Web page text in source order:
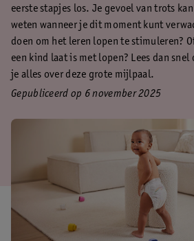
eerste stapjes los. Je gevoel van trots
weten wanneer je dit moment kunt
doen om het leren lopen te stimuleren?
een kind laat is met lopen? Lees dan
je alles over deze grote mijlpaal.
Gepubliceerd op 6 november 2025